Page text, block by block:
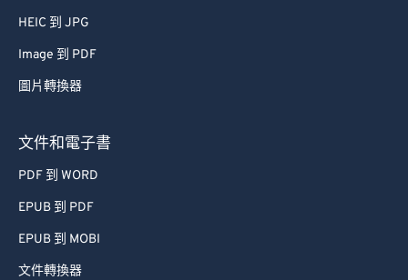
HEIC 到 JPG
Image 到 PDF
圖片轉換器
文件和電子書
PDF 到 WORD
EPUB 到 PDF
EPUB 到 MOBI
文件轉換器